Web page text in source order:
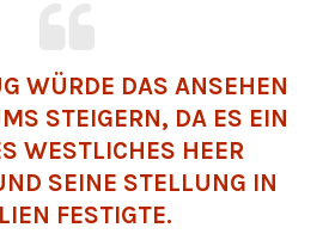
WÜRDE DAS ANSEHEN
STEIGERN, DA ES EIN
WESTLICHES HEER
SEINE STELLUNG IN
FESTIGTE.